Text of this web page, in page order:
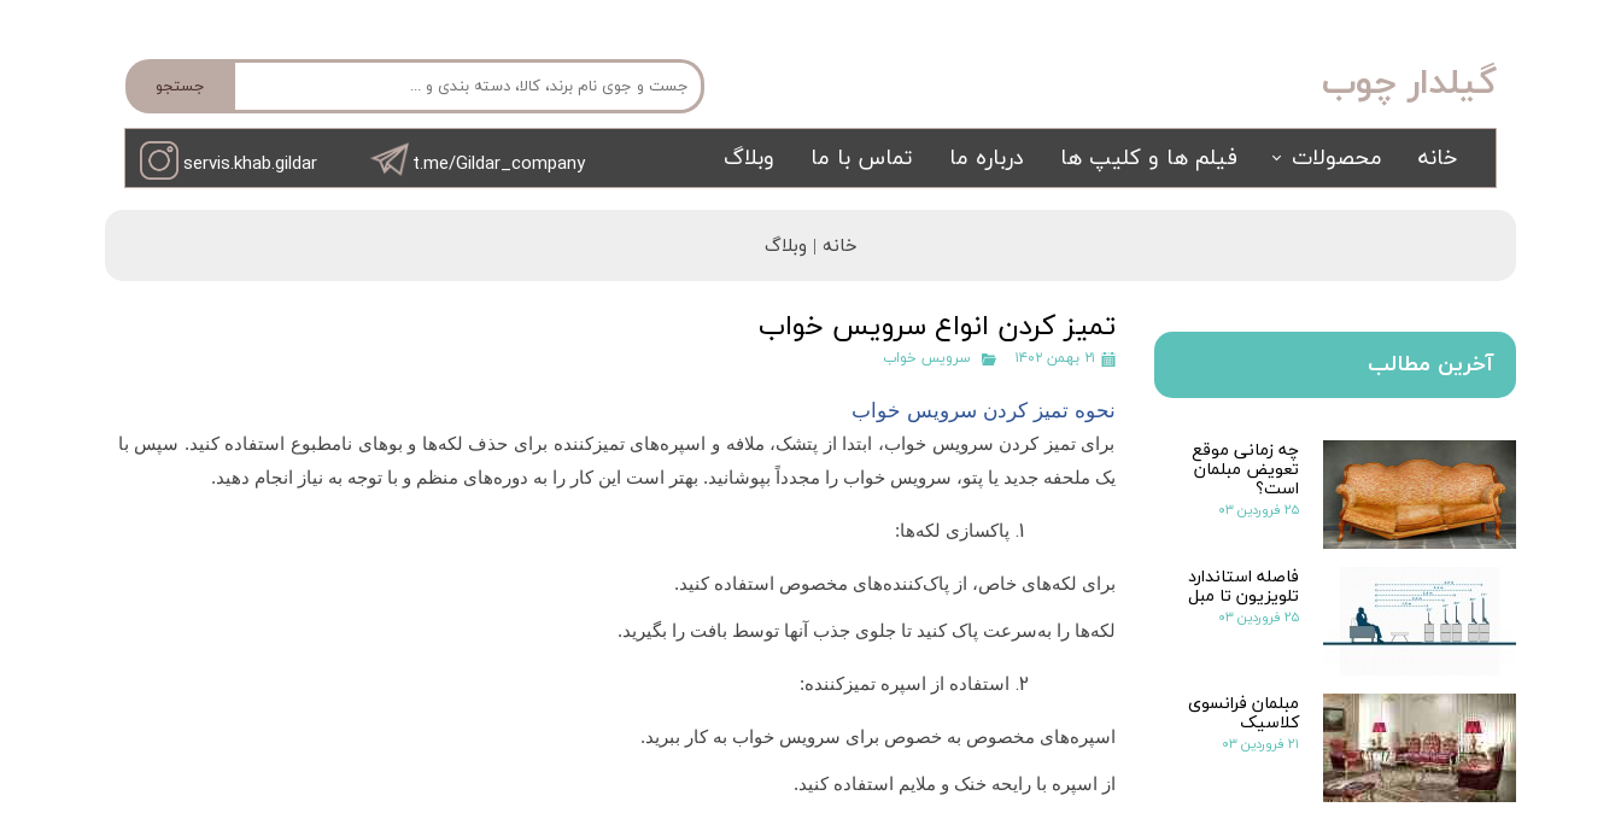
جستجو گیلدار چوب
خانه
محصولات
سرویس خواب آینه ای
سرویس خواب سفید
سیسمونی کمد و بوفه تشک تابلو
فیلم ها و کلیپ ها درباره ما تماس با ما وبلاگ t.me/Gildar_company
servis.khab.gildar
خانه | وبلاگ
تمیز کردن انواع سرویس خواب
۲۱ بهمن ۱۴۰۲ سرویس خواب
نحوه تمیز کردن سرویس خواب
برای تمیز کردن سرویس خواب، ابتدا از پتشک، ملافه و اسپره‌های تمیزکننده برای حذف لکه‌ها و بوهای نامطبوع استفاده کنید. سپس با
یک ملحفه جدید یا پتو، سرویس خواب را مجدداً بپوشانید. بهتر است این کار را به دوره‌های منظم و با توجه به نیاز انجام دهید.
پاکسازی لکه‌ها:
برای لکه‌های خاص، از پاک‌کننده‌های مخصوص استفاده کنید.
لکه‌ها را به‌سرعت پاک کنید تا جلوی جذب آنها توسط بافت را بگیرید.
استفاده از اسپره تمیزکننده:
اسپره‌های مخصوص به خصوص برای سرویس خواب به کار ببرید.
از اسپره با رایحه خنک و ملایم استفاده کنید.
آخرین مطالب
چه زمانی موقع
تعویض مبلمان
است؟
۲۵ فروردین ۰۳
فاصله استاندارد
تلویزیون تا مبل
۲۵ فروردین ۰۳
مبلمان فرانسوی
کلاسیک
۲۱ فروردین ۰۳